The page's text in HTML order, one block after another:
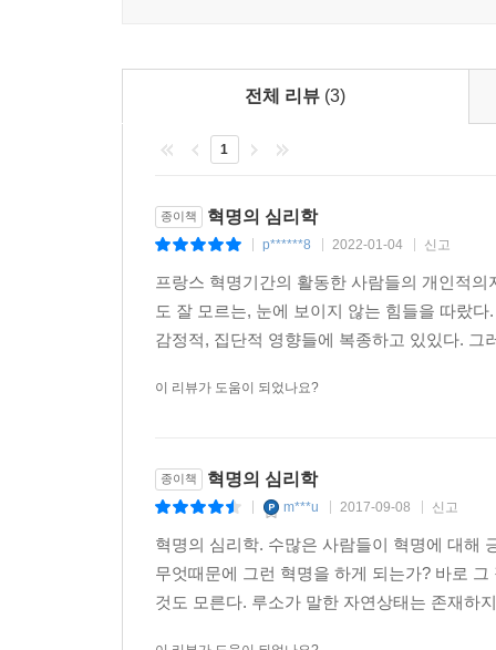
전체 리뷰 (3)
1
종이책 혁명의 심리학
p******8 2022-01-04 신고
프랑스 혁명기간의 활동한 사람들의 개인적
도 잘 모르는, 눈에 보이지 않는 힘들을 따랐
감정적, 집단적 영향들에 복종하고 있있다.
이 리뷰가 도움이 되었나요?
종이책 혁명의 심리학
m***u 2017-09-08 신고
혁명의 심리학. 수많은 사람들이 혁명에 대해
무엇때문에 그런 혁명을 하게 되는가? 바로
것도 모른다. 루소가 말한 자연상태는 존재하